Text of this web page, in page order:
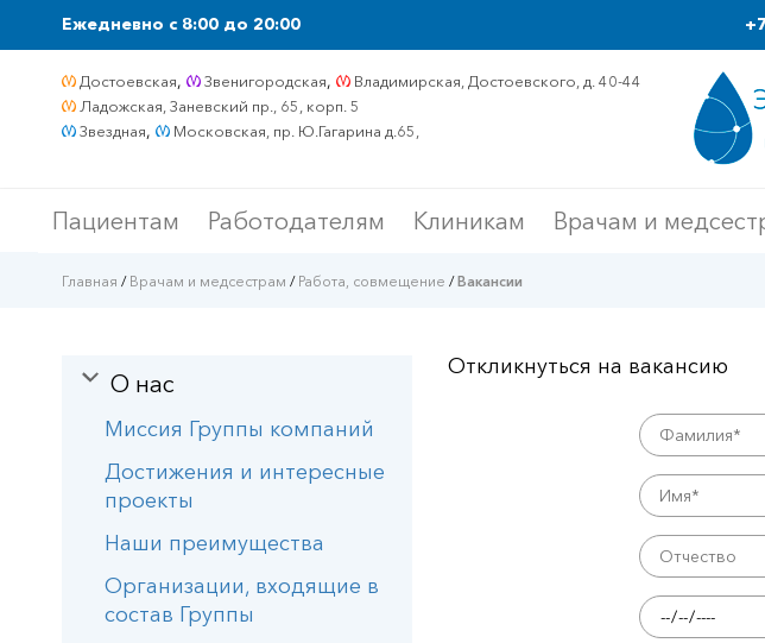
Ежедневно c 8:00 до 20:00
Достоевская, Звенигородская,
Владимирская, Достоевского, д. 40-44
Ладожская, Заневский пр., 65, корп. 5
Звездная, Московская, пр. Ю.Гагарина д.65,
Пациентам Работодателям Клиникам Врачам и
Главная / Врачам и медсестрам / Работа, совмещение /Вакансии
О нас
Миссия Группы компаний
Достижения и интересные
проекты
Наши преимущества
Организации, входящие в
состав Группы
Откликнуться на вакансию